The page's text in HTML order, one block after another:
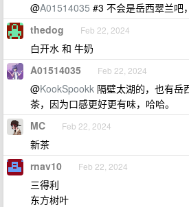
@A01514035 #3 不会是岳西翠兰吧
thedog Feb 22, 2024
白开水 和 牛奶
A01514035 Feb 22, 2024
@KookSpookk 隔壁太湖的，也有岳
茶，因为口感更好更有味，哈哈。
MC Feb 22, 2024
新茶
rnav10 Feb 22, 2024
三得利
东方树叶